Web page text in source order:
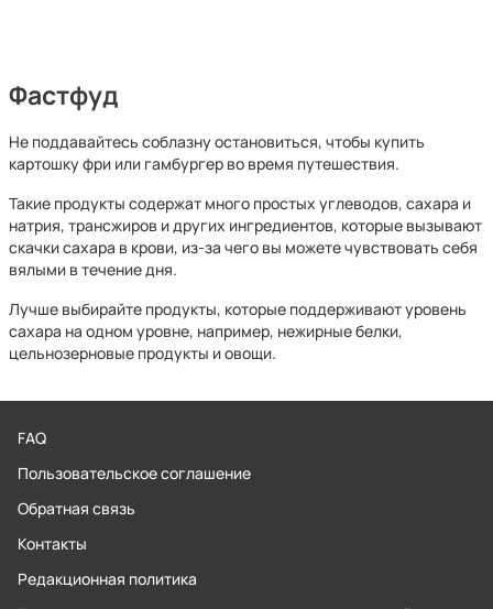
Фастфуд
Не поддавайтесь соблазну остановиться, чтобы купить
картошку фри или гамбургер во время путешествия.
Такие продукты содержат много простых углеводов, сахара и
натрия, трансжиров и других ингредиентов, которые вызывают
скачки сахара в крови, из-за чего вы можете чувствовать себя
вялыми в течение дня.
Лучше выбирайте продукты, которые поддерживают уровень
сахара на одном уровне, например, нежирные белки,
цельнозерновые продукты и овощи.
FAQ
Пользовательское соглашение
Обратная связь
Контакты
Редакционная политика